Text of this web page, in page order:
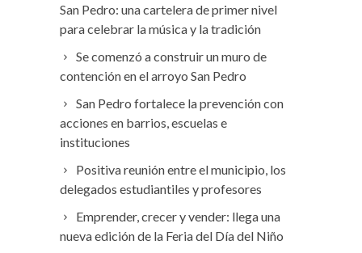
San Pedro: una cartelera de primer nivel
para celebrar la música y la tradición
Se comenzó a construir un muro de
contención en el arroyo San Pedro
San Pedro fortalece la prevención con
acciones en barrios, escuelas e
instituciones
Positiva reunión entre el municipio, los
delegados estudiantiles y profesores
Emprender, crecer y vender: llega una
nueva edición de la Feria del Día del Niño